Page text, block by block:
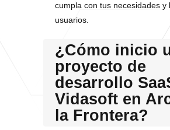
cumpla con tus necesidades y
usuarios.
¿Cómo inicio
proyecto de
desarrollo
Vidasoft en
la Frontera?